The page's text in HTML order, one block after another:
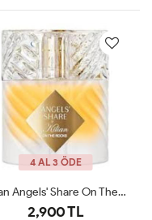
Kilian Angels' Share On The Rocks - Eau De Parfum ARC
4 AL 3